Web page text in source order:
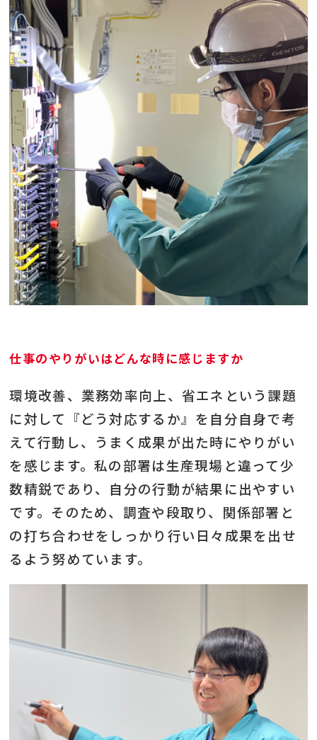
仕事のやりがいはどんな時に感じますか
環境改善、業務効率向上、省エネという課題
に対して『どう対応するか』を自分自身で考
えて行動し、うまく成果が出た時にやりがい
を感じます。私の部署は生産現場と違って少
数精鋭であり、自分の行動が結果に出やすい
です。そのため、調査や段取り、関係部署と
の打ち合わせをしっかり行い日々成果を出せ
るよう努めています。